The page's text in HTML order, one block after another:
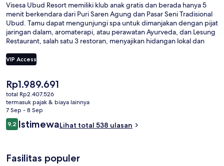
Visesa Ubud Resort memiliki klub anak gratis dan berada hanya 5
menit berkendara dari Puri Saren Agung dan Pasar Seni Tradisional
Ubud. Tamu dapat mengunjungi spa untuk dimanjakan dengan pijat
jaringan dalam, aromaterapi, atau perawatan Ayurveda, dan Lesung
Restaurant, salah satu 3 restoran, menyajikan hidangan lokal dan
malam. Keunggulan lain di hotel mewah ini meliputi 2 bar/lounge,
kolam renang outdoor, dan pusat kebugaran. Para traveler
VIP Access
Harga
saat
ini
Rp1.989.691
Rp1.989.691
total Rp2.407.526
termasuk pajak & biaya lainnya
7 Sep - 8 Sep
Ulasan
9,29,2 dari 10
IstimewaLihat total 538 ulasan
Fasilitas populer